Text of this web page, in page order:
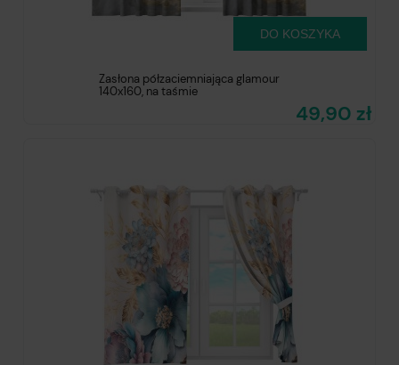
Zasłona półzaciemniająca glamour
140x160, na taśmie
49,90 zł
DO KOSZYKA